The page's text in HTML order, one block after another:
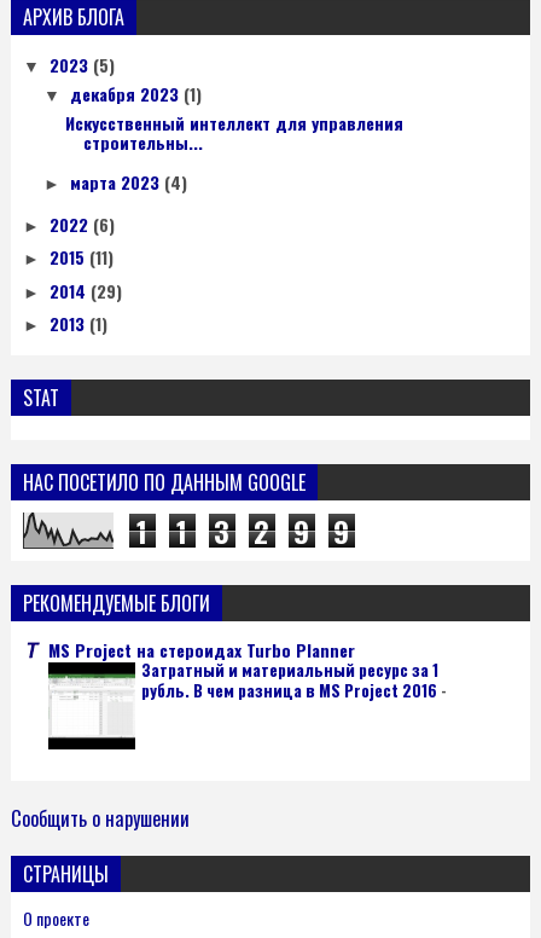
АРХИВ БЛОГА
▼ 2023 (5)
▼ декабря 2023 (1)
Искусственный интеллект для управления
строительны...
► марта 2023 (4)
► 2022 (6)
► 2015 (11)
► 2014 (29)
► 2013 (1)
STAT
НАС ПОСЕТИЛО ПО ДАННЫМ GOOGLE
1 1 3 2 9 9
РЕКОМЕНДУЕМЫЕ БЛОГИ
MS Project на стероидах Turbo Planner
Затратный и материальный ресурс за 1
рубль. В чем разница в MS Project 2016 -
Сообщить о нарушении
СТРАНИЦЫ
О проекте